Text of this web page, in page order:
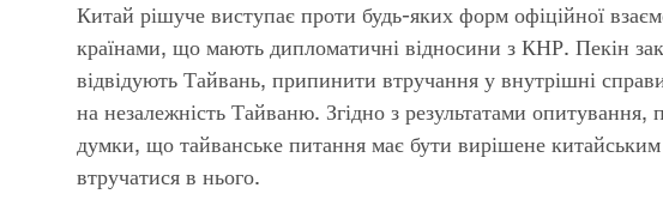
Китай рішуче виступає проти будь-яких форм офіційної
країнами, що мають дипломатичні відносини з КНР. Пекін
відвідують Тайвань, припинити втручання у внутрішні
на незалежність Тайваню. Згідно з результатами
думки, що тайванське питання має бути вирішене
втручатися в нього.